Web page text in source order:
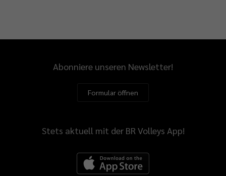
Abonniere unseren Newsletter!
Formular öffnen
Stets aktuell mit der BR Volleys App!